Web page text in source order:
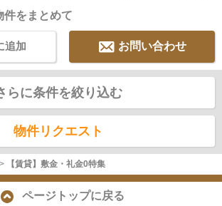
件をまとめて
お問い合わせ
追加
らに条件を絞り込む
物件リクエスト
> 【賃貸】敷金・礼金0特集
ページトップに戻る